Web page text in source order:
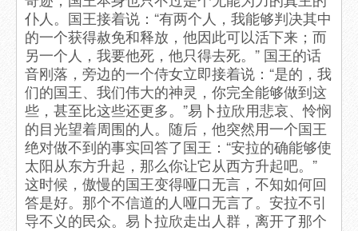
仆人。国王接着说：“有两个人，我能够判决其中
的一个获得赦免和释放，他因此可以活下来；而
另一个人，我要他死，他只得去死。” 国王的话
音刚落，旁边的一个侍女立即接着说：“是的，我
们的国王、我们伟大的神灵，你完全能够做到这
些，甚至比这些还更多。”易卜拉欣用悲哀、怜悯
的目光望着周围的人。随后，他突然用一个国王
绝对做不到的事实回答了国王：“安拉的确能够使
太阳从东方升起，那么你让它从西方升起吧。”
这时候，傲慢的国王变得哑口无言，不知如何回
答是好。那个不信道的人哑口无言了。安拉不引
导不义的民众。易卜拉欣走出人群，离开了那个